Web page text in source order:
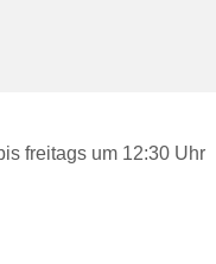
freitags um 12:30 Uhr